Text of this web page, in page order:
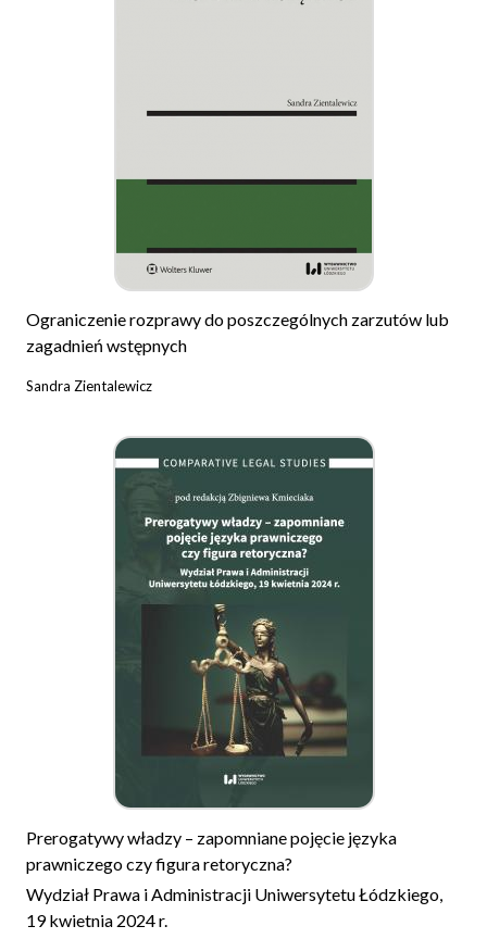
Ograniczenie rozprawy do poszczególnych zarzutów lub
zagadnień wstępnych
Sandra Zientalewicz
Prerogatywy władzy – zapomniane pojęcie języka
prawniczego czy figura retoryczna?
Wydział Prawa i Administracji Uniwersytetu Łódzkiego,
19 kwietnia 2024 r.